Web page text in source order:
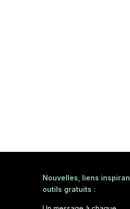
Nouvelles, liens
outils gratuits :